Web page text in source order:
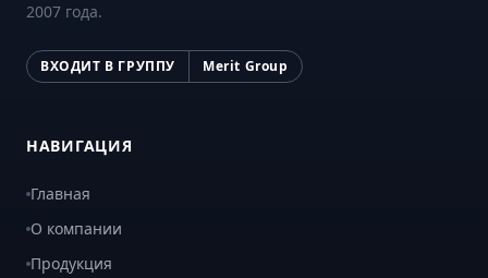
2007 года.
ВХОДИТ В ГРУППУ Merit Group
НАВИГАЦИЯ
Главная
О компании
Продукция